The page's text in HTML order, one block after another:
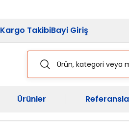
Kargo TakibiBayi Giriş
Ürünler